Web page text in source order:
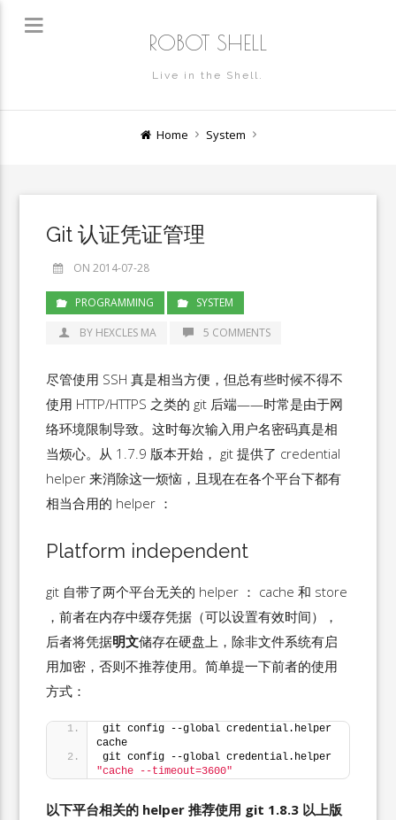
ROBOT SHELL
Live in the Shell.
Home System
Git 认证凭证管理
ON 2014-07-28
PROGRAMMING
SYSTEM
BY HEXCLES MA
5 COMMENTS
尽管使用 SSH 真是相当方便，但总有些时候不得不
使用 HTTP/HTTPS 之类的 git 后端——时常是由于网
络环境限制导致。这时每次输入用户名密码真是相
当烦心。从 1.7.9 版本开始， git 提供了 credential
helper 来消除这一烦恼，且现在在各个平台下都有
相当合用的 helper ：
Platform independent
git 自带了两个平台无关的 helper ： cache 和 store
，前者在内存中缓存凭据（可以设置有效时间），
后者将凭据明文储存在硬盘上，除非文件系统有启
用加密，否则不推荐使用。简单提一下前者的使用
方式：
git config --global credential.helper
cache
"cache --timeout=3600"
以下平台相关的 helper 推荐使用 git 1.8.3 以上版